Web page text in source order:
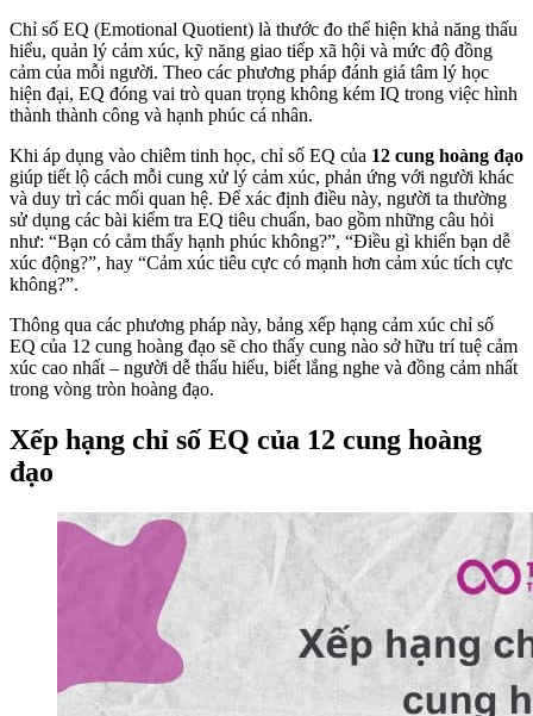
Chỉ số EQ (Emotional Quotient) là thước đo thể hiện khả năng thấu
hiểu, quản lý cảm xúc, kỹ năng giao tiếp xã hội và mức độ đồng
cảm của mỗi người. Theo các phương pháp đánh giá tâm lý học
hiện đại, EQ đóng vai trò quan trọng không kém IQ trong việc hình
thành thành công và hạnh phúc cá nhân.
Khi áp dụng vào chiêm tinh học, chỉ số EQ của 12 cung hoàng đạo
giúp tiết lộ cách mỗi cung xử lý cảm xúc, phản ứng với người khác
và duy trì các mối quan hệ. Để xác định điều này, người ta thường
sử dụng các bài kiểm tra EQ tiêu chuẩn, bao gồm những câu hỏi
như: “Bạn có cảm thấy hạnh phúc không?”, “Điều gì khiến bạn dễ
xúc động?”, hay “Cảm xúc tiêu cực có mạnh hơn cảm xúc tích cực
không?”.
Thông qua các phương pháp này, bảng xếp hạng cảm xúc chỉ số
EQ của 12 cung hoàng đạo sẽ cho thấy cung nào sở hữu trí tuệ cảm
xúc cao nhất – người dễ thấu hiểu, biết lắng nghe và đồng cảm nhất
trong vòng tròn hoàng đạo.
Xếp hạng chỉ số EQ của 12 cung hoàng
đạo